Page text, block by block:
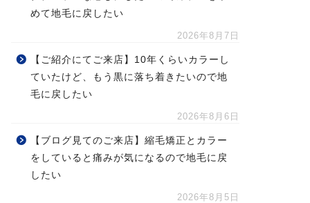
めて地毛に戻したい
2026年8月7日
【ご紹介にてご来店】10年くらいカラーし
ていたけど、もう黒に落ち着きたいので地
毛に戻したい
2026年8月6日
【ブログ見てのご来店】縮毛矯正とカラー
をしていると痛みが気になるので地毛に戻
したい
2026年8月5日